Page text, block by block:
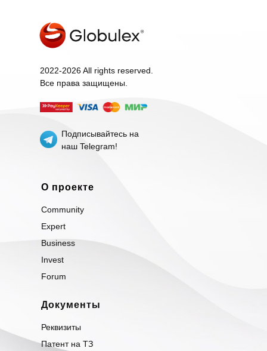
Документы
Реквизиты
Патент на ТЗ
2022-2026 All rights reserved.
Все права защищены.
О проекте
Community
Expert
Business
Invest
Forum
Подписывайтесь на
наш Telegram!